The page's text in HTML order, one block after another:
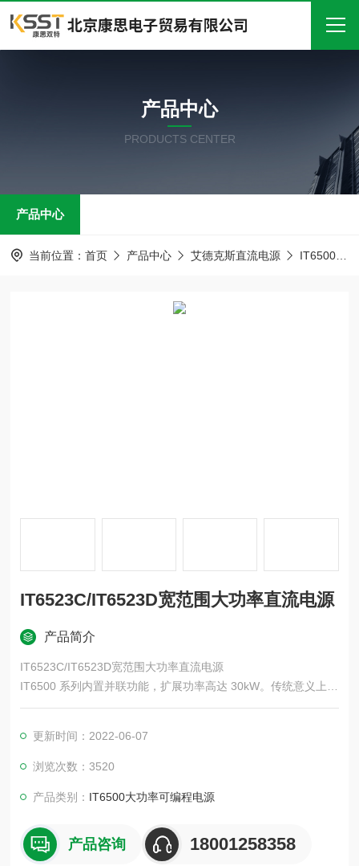
关于我们
产品中心
在线留言
产品中心
PRODUCTS CENTER
产品中心
当前位置： 首页 产品中心 艾德克斯直流电源 IT6500大功率可编程电源
IT6523C/IT6523D宽范围大功率直流电源
产品简介
IT6523C/IT6523D宽范围大功率直流电源
IT6500 系列内置并联功能，扩展功率高达 30kW。传统意义上多
台电源并联使用时会出现电源工作模式相异的情况。例如：
作，另一台则提供小部分电流以 CV 模式工作，这种相异的工
作模式会导致电源的性能指标明显下降。
更新时间：2022-06-07
浏览次数：3520
产品类别： IT6500大功率可编程电源
产品咨询 18001258358